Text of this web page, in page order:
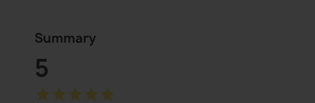
Summary
5
star star star star star